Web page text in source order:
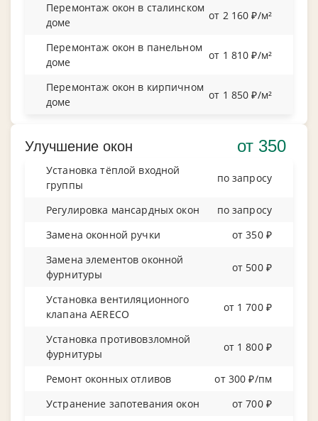
Перемонтаж окон в сталинском
доме
от 2 160 ₽/м²
Перемонтаж окон в панельном
доме
от 1 810 ₽/м²
Перемонтаж окон в кирпичном
доме
от 1 850 ₽/м²
Улучшение окон от 350
Установка тёплой входной
группы
по запросу
Регулировка мансардных окон
по запросу
Замена оконной ручки
от 350 ₽
Замена элементов оконной
фурнитуры
от 500 ₽
Установка вентиляционного
клапана AERECO
от 1 700 ₽
Установка противовзломной
фурнитуры
от 1 800 ₽
Ремонт оконных отливов
от 300 ₽/пм
Устранение запотевания окон
от 700 ₽